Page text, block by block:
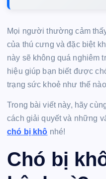
Mọi người thường cảm
của thú cưng và đặc biệt
này sẽ không quá nghiêm
hiệu giúp bạn biết được
trạng sức khoẻ như thế
Trong bài viết này, hãy
cách giải quyết và những
chó bị khô nhé!
Chó bị